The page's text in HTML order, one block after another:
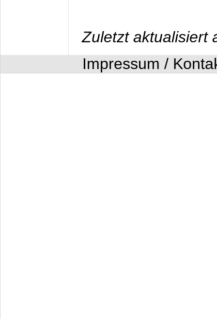
Zuletzt aktualisiert
Impressum /